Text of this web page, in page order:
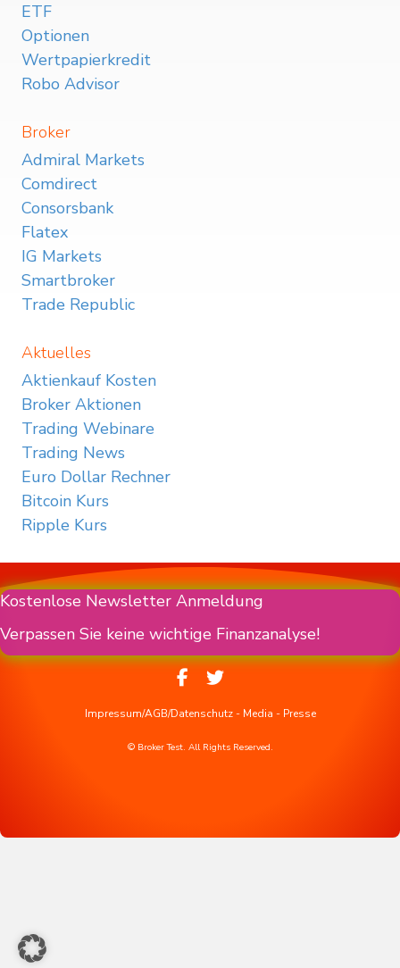
ETF
Optionen
Wertpapierkredit
Robo Advisor
Broker
Admiral Markets
Comdirect
Consorsbank
Flatex
IG Markets
Smartbroker
Trade Republic
Aktuelles
Aktienkauf Kosten
Broker Aktionen
Trading Webinare
Trading News
Euro Dollar Rechner
Bitcoin Kurs
Ripple Kurs
Kostenlose Newsletter Anmeldung
Verpassen Sie keine wichtige Finanzanalyse!
Impressum/AGB/Datenschutz- Media - Presse
© Broker Test. All Rights Reserved.